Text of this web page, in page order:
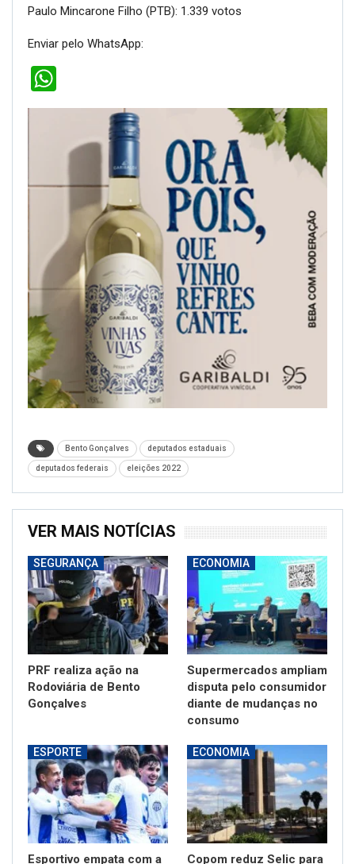
Paulo Mincarone Filho (PTB): 1.339 votos
Enviar pelo WhatsApp:
Bento Gonçalves deputados estaduais
deputados federais eleições 2022
VER MAIS NOTÍCIAS
SEGURANÇA
PRF realiza ação na
Rodoviária de Bento
Gonçalves
ECONOMIA
Supermercados ampliam
disputa pelo consumidor
diante de mudanças no
consumo
ESPORTE
Esportivo empata com a
ECONOMIA
Copom reduz Selic para